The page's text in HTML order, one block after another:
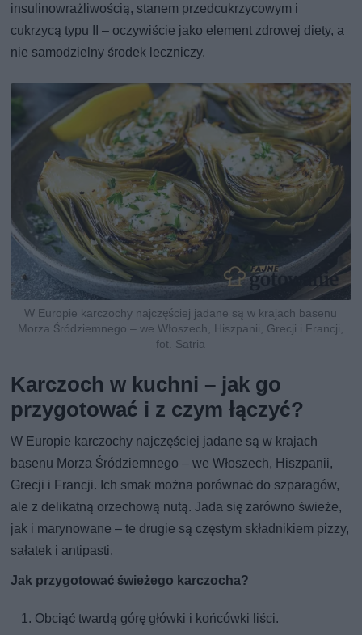
insulinowrażliwością, stanem przedcukrzycowym i
cukrzycą typu II – oczywiście jako element zdrowej diety, a
nie samodzielny środek leczniczy.
W Europie karczochy najczęściej jadane są w krajach basenu
Morza Śródziemnego – we Włoszech, Hiszpanii, Grecji i Francji,
fot. Satria
Karczoch w kuchni – jak go
przygotować i z czym łączyć?
W Europie karczochy najczęściej jadane są w krajach
basenu Morza Śródziemnego – we Włoszech, Hiszpanii,
Grecji i Francji. Ich smak można porównać do szparagów,
ale z delikatną orzechową nutą. Jada się zarówno świeże,
jak i marynowane – te drugie są częstym składnikiem pizzy,
sałatek i antipasti.
Jak przygotować świeżego karczocha?
Obciąć twardą górę główki i końcówki liści.